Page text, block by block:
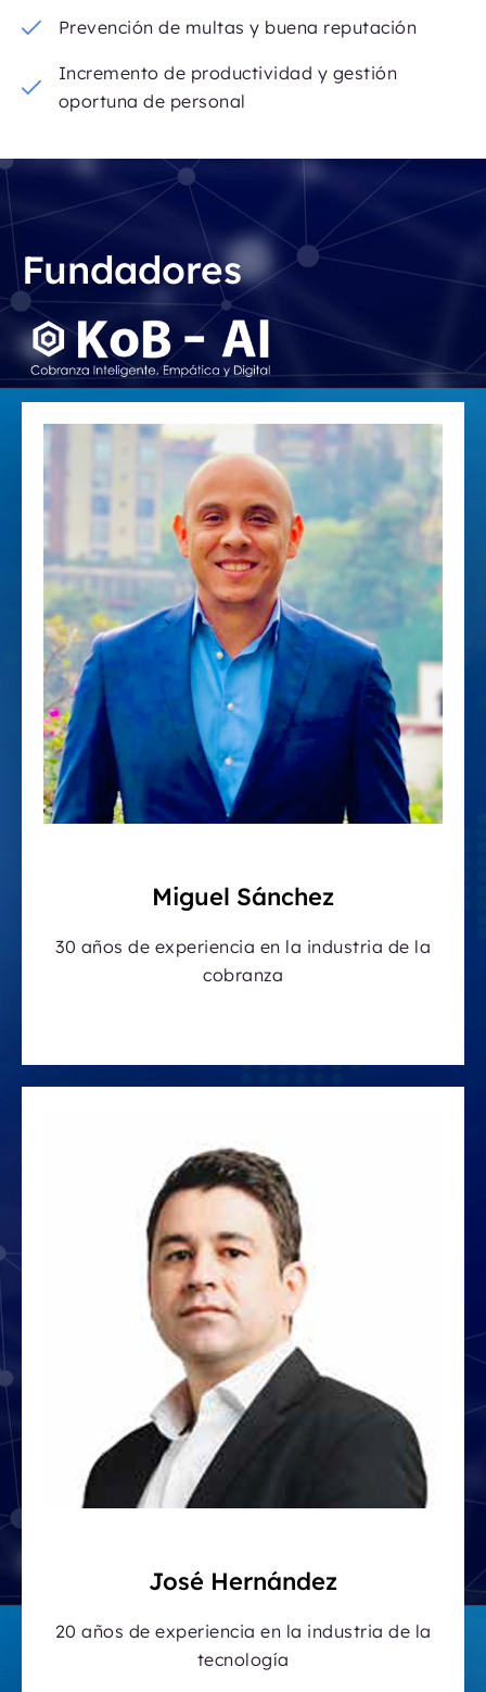
Prevención de multas y buena reputación
Incremento de productividad y gestión
oportuna de personal
Fundadores
Miguel Sánchez
30 años de experiencia en la industria de la
cobranza
José Hernández
20 años de experiencia en la industria de la
tecnología